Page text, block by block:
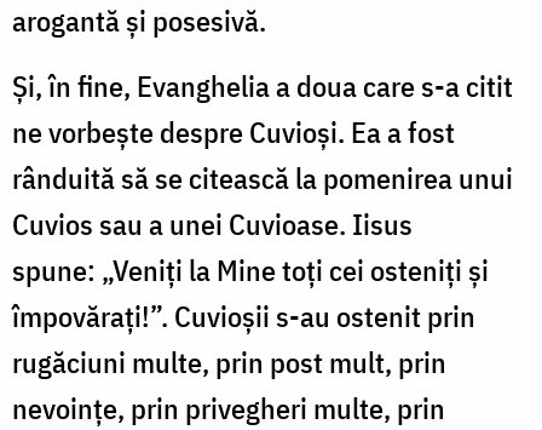
arogantă și posesivă.
Și, în fine, Evanghelia a doua care s-a citit
ne vorbește despre Cuvioși. Ea a fost
rânduită să se citească la pomenirea unui
Cuvios sau a unei Cuvioase. Iisus
spune: „Veniți la Mine toți cei osteniți și
împovărați!”. Cuvioșii s-au ostenit prin
rugăciuni multe, prin post mult, prin
nevoințe, prin privegheri multe, prin